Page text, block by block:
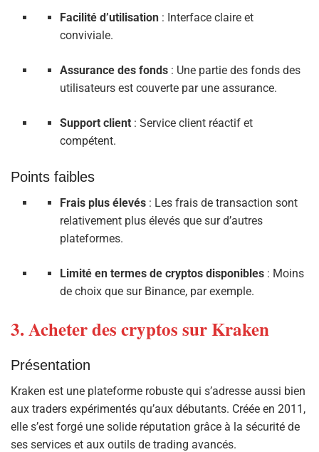
Facilité d’utilisation: Interface claire et
conviviale.
Assurance des fonds: Une partie des fonds des
utilisateurs est couverte par une assurance.
Support client: Service client réactif et
compétent.
Points faibles
Frais plus élevés: Les frais de transaction sont
relativement plus élevés que sur d’autres
plateformes.
Limité en termes de cryptos disponibles: Moins
de choix que sur Binance, par exemple.
3. Acheter des cryptos sur Kraken
Présentation
Kraken est une plateforme robuste qui s’adresse aussi bien
aux traders expérimentés qu’aux débutants. Créée en 2011,
elle s’est forgé une solide réputation grâce à la sécurité de
ses services et aux outils de trading avancés.